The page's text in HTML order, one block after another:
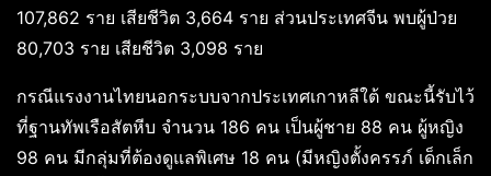
107,862 ราย เสียชีวิต 3,664 ราย ส่วนประเทศจีน พบผู้ป่วย
80,703 ราย เสียชีวิต 3,098 ราย
กรณีแรงงานไทยนอกระบบจากประเทศเกาหลีใต้ ขณะนี้รับไว้
ที่ฐานทัพเรือสัตหีบ จำนวน 186 คน เป็นผู้ชาย 88 คน ผู้หญิง
98 คน มีกลุ่มที่ต้องดูแลพิเศษ 18 คน (มีหญิงตั้งครรภ์ เด็กเล็ก